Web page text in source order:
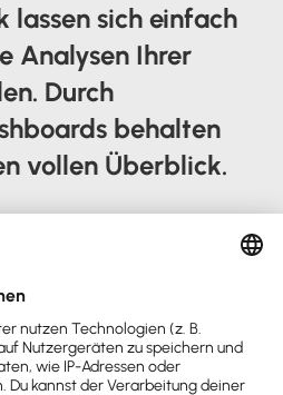
lassen sich einfach
Analysen Ihrer
Durch
behalten
vollen Überblick.
einfache als auch
mit
Umsätze jederzeit auf
und
abzuleiten.